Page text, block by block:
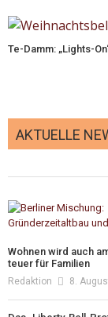
Te-Damm: „Lights-
AKTUELLE
Wohnen wird auch
teuer für Familien
Redaktion 8.